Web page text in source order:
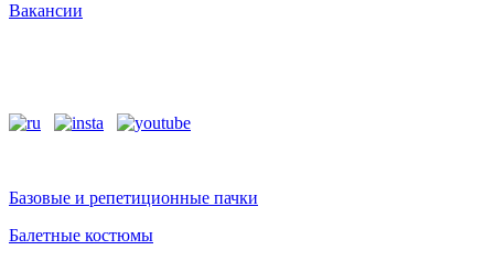
Вакансии
Базовые и репетиционные пачки
Балетные костюмы